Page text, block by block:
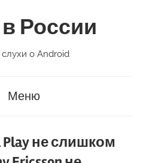
в России
о Android
Меню
не слишком